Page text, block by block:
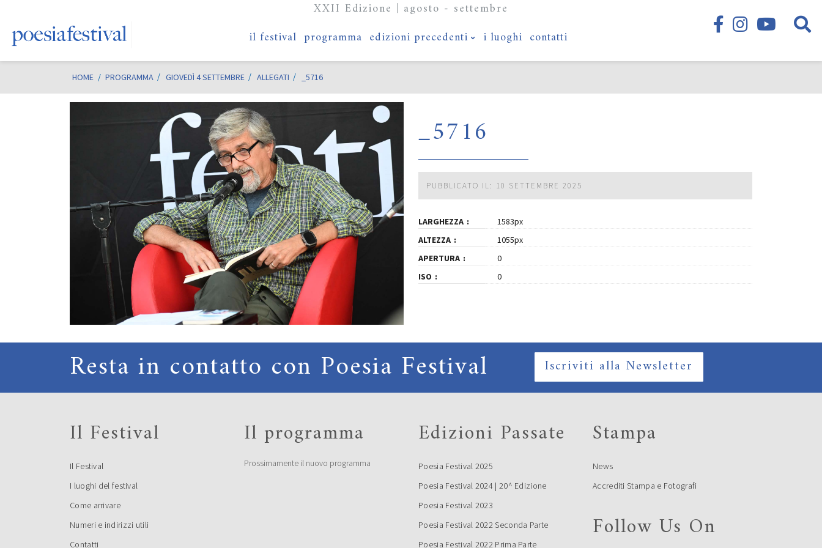
XXII Edizione | agosto - settembre
il festival programma edizioni precedenti i luoghi contatti
HOME / PROGRAMMA GIOVEDÌ 4 SETTEMBRE ALLEGATI _5716
_5716
PUBBLICATO IL: 10 SETTEMBRE 2025
LARGHEZZA
1583px
ALTEZZA
1055px
APERTURA
0
ISO
0
Resta in contatto con Poesia Festival Iscriviti alla Newsletter
Il Festival
Il Festival
I luoghi del festival
Come arrivare
Numeri e indirizzi utili
Contatti
Il programma
Prossimamente il nuovo programma
Edizioni Passate
Poesia Festival 2025
Poesia Festival 2024 | 20^ Edizione
Poesia Festival 2023
Poesia Festival 2022 Seconda Parte
Poesia Festival 2022 Prima Parte
Stampa
News
Accrediti Stampa e Fotografi
Follow Us On